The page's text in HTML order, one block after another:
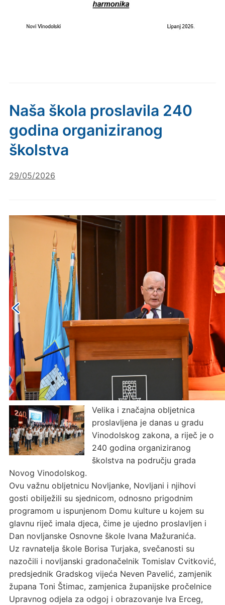
Naša škola proslavila 240
godina organiziranog
školstva
29/05/2026
Velika i značajna obljetnica
proslavljena je danas u gradu
Vinodolskog zakona, a riječ je o
240 godina organiziranog
školstva na području grada
Novog Vinodolskog.
Ovu važnu obljetnicu Novljanke, Novljani i njihovi
gosti obilježili su sjednicom, odnosno prigodnim
programom u ispunjenom Domu kulture u kojem su
glavnu riječ imala djeca, čime je ujedno proslavljen i
Dan novljanske Osnovne škole Ivana Mažuranića.
Uz ravnatelja škole Borisa Turjaka, svečanosti su
nazočili i novljanski gradonačelnik Tomislav Cvitković,
predsjednik Gradskog vijeća Neven Pavelić, zamjenik
župana Toni Štimac, zamjenica županijske pročelnice
Upravnog odjela za odgoj i obrazovanje Iva Erceg,